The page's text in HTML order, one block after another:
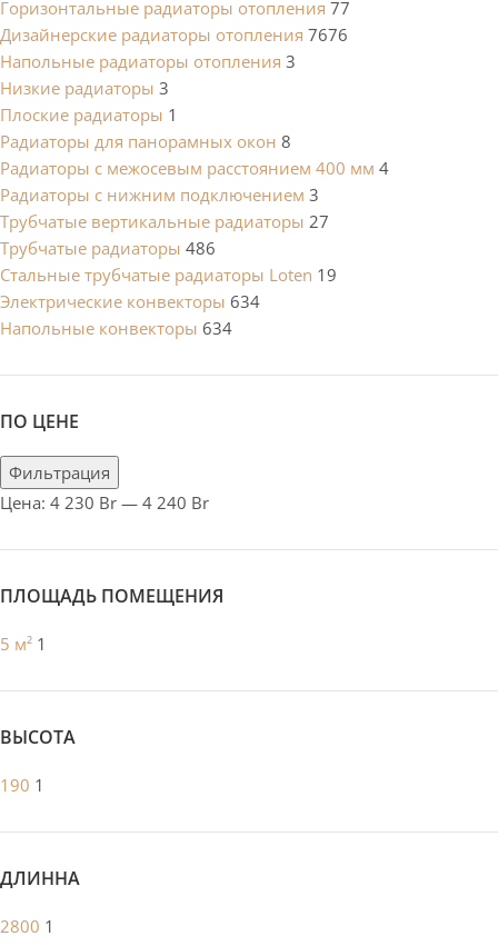
Горизонтальные радиаторы отопления 77
Дизайнерские радиаторы отопления 7676
Напольные радиаторы отопления 3
Низкие радиаторы 3
Плоские радиаторы 1
Радиаторы для панорамных окон 8
Радиаторы с межосевым расстоянием 400 мм 4
Радиаторы с нижним подключением 3
Трубчатые вертикальные радиаторы 27
Трубчатые радиаторы 486
Cтальные трубчатые радиаторы Loten 19
Электрические конвекторы 634
Напольные конвекторы 634
ПО ЦЕНЕ
Фильтрация
Цена: 4 230 Br — 4 240 Br
ПЛОЩАДЬ ПОМЕЩЕНИЯ
5 м² 1
ВЫСОТА
190 1
ДЛИННА
2800 1